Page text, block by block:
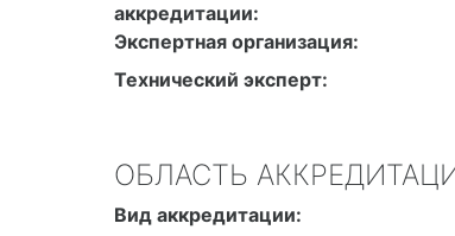
аккредитации:
Экспертная организация:
Технический эксперт:
ОБЛАСТЬ
Вид аккредитации: